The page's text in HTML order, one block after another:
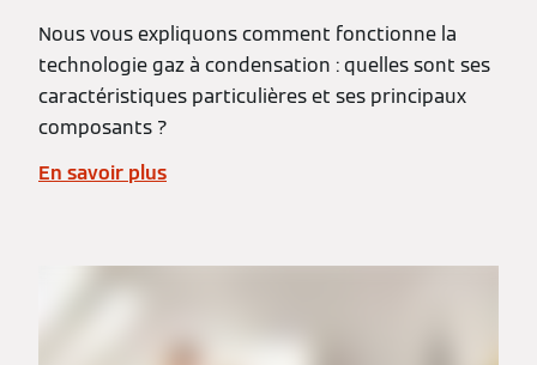
Nous vous expliquons comment fonctionne la
technologie gaz à condensation : quelles sont ses
caractéristiques particulières et ses principaux
composants ?
En savoir plus